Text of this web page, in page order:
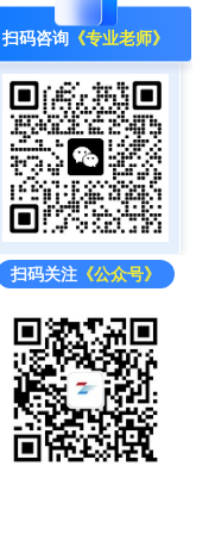
扫码咨询 《专业老师》
扫码关注 《公众号》